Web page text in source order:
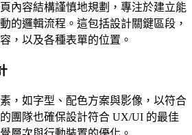
內容結構謹慎地規劃，專注於建立能
的邏輯流程。這包括設計關鍵區段，
，以及各種表單的位置。
，如字型、配色方案與影像，以符合
團隊也確保設計符合 UX/UI 的最佳